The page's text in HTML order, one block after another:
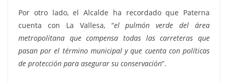
Por otro lado, el Alcalde ha recordado que Paterna
cuenta con La Vallesa, “el pulmón verde del área
metropolitana que compensa todas las carreteras que
pasan por el término municipal y que cuenta con políticas
de protección para asegurar su conservación”.